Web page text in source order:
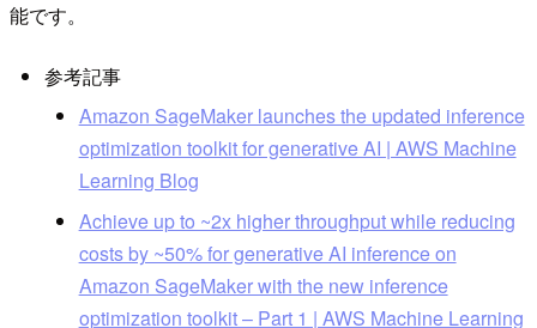
能です。
参考記事
Amazon SageMaker launches the updated inference
optimization toolkit for generative AI | AWS Machine
Learning Blog
Achieve up to ~2x higher throughput while reducing
costs by ~50% for generative AI inference on
Amazon SageMaker with the new inference
optimization toolkit – Part 1 | AWS Machine Learning